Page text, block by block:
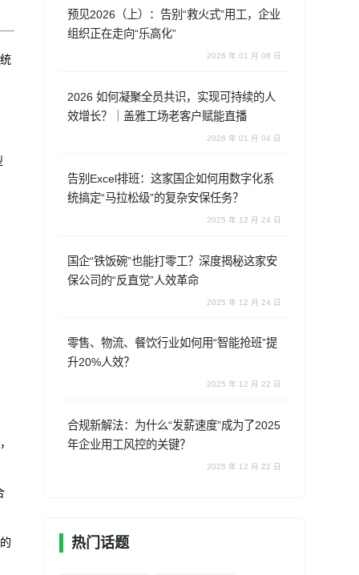
预见2026（上）：告别“救火式”用工，企业
组织正在走向“乐高化”
2026 年 01 月 08 日
2026 如何凝聚全员共识，实现可持续的人
效增长？｜盖雅工场老客户赋能直播
2026 年 01 月 04 日
告别Excel排班：这家国企如何用数字化系
统搞定“马拉松级”的复杂安保任务？
2025 年 12 月 24 日
国企“铁饭碗”也能打零工？深度揭秘这家安
保公司的“反直觉”人效革命
2025 年 12 月 24 日
零售、物流、餐饮行业如何用“智能抢班”提
升20%人效？
2025 年 12 月 22 日
合规新解法：为什么“发薪速度”成为了2025
年企业用工风控的关键？
2025 年 12 月 22 日
热门话题